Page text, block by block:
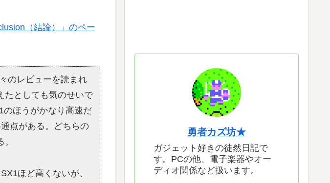
（結論）」のペー
のレビューを読まれ
たとしても気のせいで
のほうがかなり高速だ
点がある。どちらの
ほど高くないが、
勇者カズ坊★
ガジェット好きの徒然日記で
す。PCの他、電子楽器やオー
ディオ関係など扱います。